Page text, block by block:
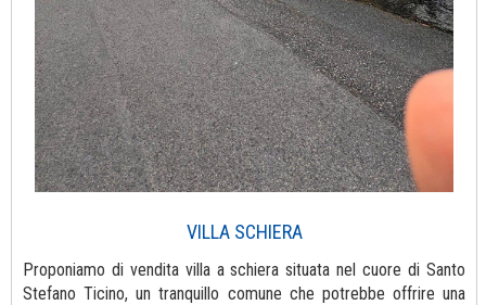
VILLA SCHIERA
Proponiamo di vendita villa a schiera situata nel cuore di Santo
Stefano Ticino, un tranquillo comune che potrebbe offrire una